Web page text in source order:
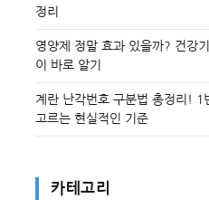
정리
영양제 정말 효과 있을까? 건강
이 바로 알기
계란 난각번호 구분법 총정리! 1
고르는 현실적인 기준
카테고리